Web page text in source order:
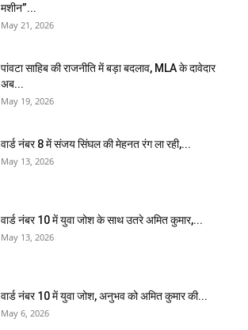
मशीन”...
May 21, 2026
पांवटा साहिब की राजनीति में बड़ा बदलाव, MLA के दावेदार
अब...
May 19, 2026
वार्ड नंबर 8 में संजय सिंघल की मेहनत रंग ला रही,...
May 13, 2026
वार्ड नंबर 10 में युवा जोश के साथ उतरे अमित कुमार,...
May 13, 2026
वार्ड नंबर 10 में युवा जोश, अनुभव को अमित कुमार की...
May 6, 2026